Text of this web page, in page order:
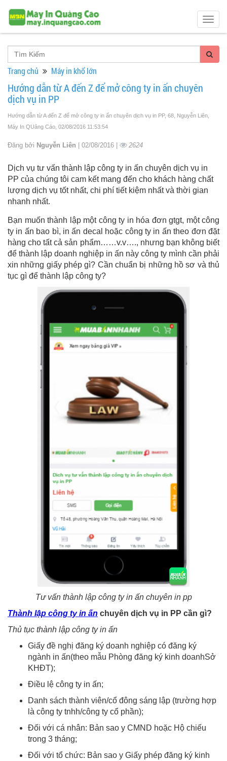
Trang chủ Máy in khổ lớn
Hướng dẫn từ A đến Z để mở công ty in ấn chuyên
dịch vụ in PP
Hướng dẫn từ A đến Z để mở công ty in ấn chuyên dịch vụ in PP, 68, Nguyễn Liên,
Máy In QUảng Cáo , 02/08/2016 11:53:54
Đăng bởi Nguyễn Liên | 02/08/2016 | 2624
Dịch vụ tư vấn thành lập công ty in ấn chuyên dịch vụ in
PP của chúng tôi cam kết mang đến cho khách hàng chất
lượng dịch vụ tốt nhất, chi phí tiết kiệm nhất và thời gian
nhanh nhất.
Bạn muốn thành lập một công ty in hóa đơn gtgt, một công
ty in ấn bao bì, in ấn decal hoặc công ty in ấn theo đơn đặt
hàng cho tất cả sản phẩm……v.v…., nhưng bạn không biết
để thành lập doanh nghiệp in ấn này công ty mình cần phải
xin những giấy phép gì? Cần chuẩn bị những hồ sơ và thủ
tục gì để thành lập công ty?
Tư vấn thành lập công ty in ấn chuyên in pp
Thành lập công ty in ấn chuyên dịch vụ in PP cần gì?
Thủ tục thành lập công ty in ấn
Giấy đề nghị đăng ký doanh nghiệp có đăng ký
ngành in ấn(theo mẫu Phòng đăng ký kinh doanhSở
KHĐT);
Điều lệ công ty in ấn;
Danh sách thành viên/cổ đông sáng lập (trường hợp
là công ty tnhh/công ty cổ phần);
Đối với cá nhân: Bản sao y CMND hoặc Hộ chiếu
trong 3 tháng;
Đối với tổ chức: Bản sao y Giấy phép đăng ký kinh